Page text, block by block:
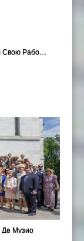
В Хорватском Городе Лепоглава Завершил Свою Работу…
Музио